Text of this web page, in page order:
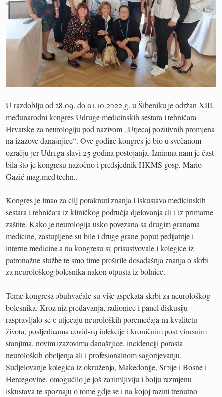
U razdoblju od 28.09. do 01.10.2022.g. u Šibeniku je održan XIII.
međunarodni kongres Udruge medicinskih sestara i tehničara
Hrvatske za neurologiju pod nazivom „Utjecaj pozitivnih promjena
na izazove današnjice“. Ove godine kongres je bio u svečanom
ozračju jer Udruga slavi 25 godina postojanja. Iznimna nam je čast
bila što je kongresu nazočno i predsjednik HKMS gosp. Mario
Gazić mag.med.techn..
Kongres je imao za cilj potaknuti znanja i iskustava medicinskih
sestara i tehničara iz kliničkog područja djelovanja ali i iz primarne
zaštite. Kako je neurologija usko povezana sa drugim granama
medicine, zastupljene su bile i druge grane poput pedijatrije i
interne medicine a na kongresu su prisustvovale i kolegice iz
patronažne službe te smo time proširile dosadašnja znanja o skrbi
za neurološkog bolesnika nakon otpusta iz bolnice.
Teme kongresa obuhvaćale su više aspekata skrbi za neurološkog
bolesnika. Kroz niz predavanja, radionice i panel diskusiju
raspravljalo se o utjecaju neuroloških poremećaja na kvalitetu
života, posljedicama covid-19 infekcije i kroničnim post virusnim
stanjima, novim izazovima današnjice, incidenciji porasta
neuroloških oboljenja ali i profesionalnom sagorijevanju.
Sudjelovanje kolegica iz okruženja, Makedonije, Srbije i Bosne i
Hercegovine, omogućilo je još zanimljiviju i bolju razmjenu
iskustava te spoznaju o tome gdje se i na kojoj razini trenutno